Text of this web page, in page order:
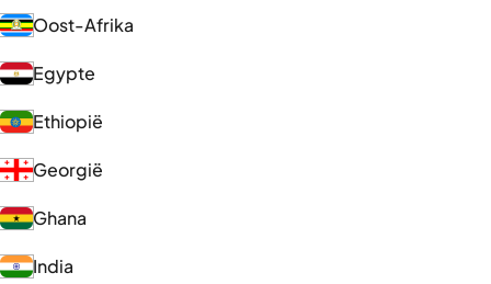
Oost-Afrika
Egypte
Ethiopië
Georgië
Ghana
India